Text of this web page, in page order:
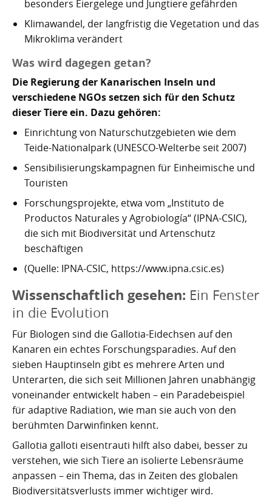
besonders Eiergelege und Jungtiere gefährden
Klimawandel, der langfristig die Vegetation und das
Mikroklima verändert
Was wird dagegen getan?
Die Regierung der Kanarischen Inseln und
verschiedene NGOs setzen sich für den Schutz
dieser Tiere ein. Dazu gehören:
Einrichtung von Naturschutzgebieten wie dem
Teide-Nationalpark (UNESCO-Welterbe seit 2007)
Sensibilisierungskampagnen für Einheimische und
Touristen
Forschungsprojekte, etwa vom „Instituto de
Productos Naturales y Agrobiología“ (IPNA-CSIC),
die sich mit Biodiversität und Artenschutz
beschäftigen
(Quelle: IPNA-CSIC, https://www.ipna.csic.es)
Wissenschaftlich gesehen: Ein Fenster
in die Evolution
Für Biologen sind die Gallotia-Eidechsen auf den
Kanaren ein echtes Forschungsparadies. Auf den
sieben Hauptinseln gibt es mehrere Arten und
Unterarten, die sich seit Millionen Jahren unabhängig
voneinander entwickelt haben – ein Paradebeispiel
für adaptive Radiation, wie man sie auch von den
berühmten Darwinfinken kennt.
Gallotia galloti eisentrauti hilft also dabei, besser zu
verstehen, wie sich Tiere an isolierte Lebensräume
anpassen – ein Thema, das in Zeiten des globalen
Biodiversitätsverlusts immer wichtiger wird.